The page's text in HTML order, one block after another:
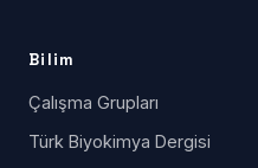
Bilim
Çalışma Grupları
Türk Biyokimya Dergisi